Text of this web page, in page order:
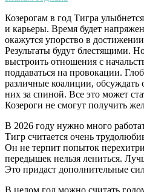
Козерогам в год Тигра
и карьеры. Время будет
окажутся упорство в
Результаты будут блестящими.
выстроить отношения с
поддаваться на провокации.
различные коалиции,
них за спиной. Все это может
Козероги не смогут получить
В 2026 году нужно много
Тигр считается очень
Он не терпит попыток
передышек нельзя лениться.
Это придаст дополнительные
В целом год можно считать